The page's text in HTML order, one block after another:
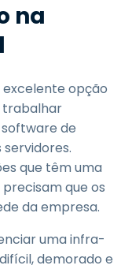
na
opção
trabalhar
de
que têm uma
que os
da empresa.
uma infra-
demorado e